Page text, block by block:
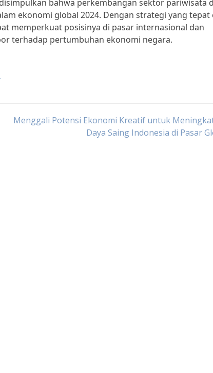
bahwa perkembangan sektor pariwisata
ekonomi global 2024. Dengan strategi yang tepat
memperkuat posisinya di pasar internasional dan
terhadap pertumbuhan ekonomi negara.
Menggali Potensi Ekonomi Kreatif untuk
Daya Saing Indonesia di Pasar